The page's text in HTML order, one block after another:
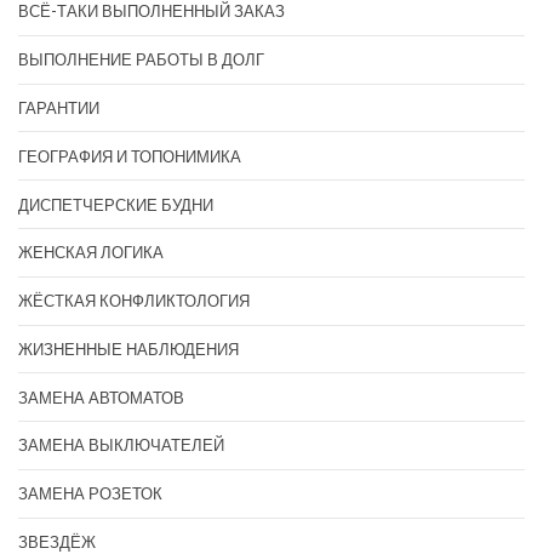
ВСЁ-ТАКИ ВЫПОЛНЕННЫЙ ЗАКАЗ
ВЫПОЛНЕНИЕ РАБОТЫ В ДОЛГ
ГАРАНТИИ
ГЕОГРАФИЯ И ТОПОНИМИКА
ДИСПЕТЧЕРСКИЕ БУДНИ
ЖЕНСКАЯ ЛОГИКА
ЖЁСТКАЯ КОНФЛИКТОЛОГИЯ
ЖИЗНЕННЫЕ НАБЛЮДЕНИЯ
ЗАМЕНА АВТОМАТОВ
ЗАМЕНА ВЫКЛЮЧАТЕЛЕЙ
ЗАМЕНА РОЗЕТОК
ЗВЕЗДЁЖ